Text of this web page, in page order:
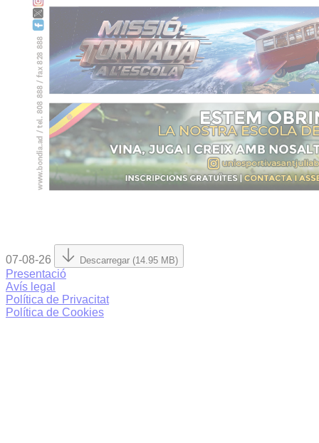
07-08-26 Descarregar (14.95 MB)
Presentació
Avís legal
Política de Privacitat
Política de Cookies